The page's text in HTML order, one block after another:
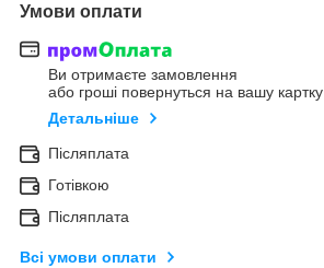
Умови оплати
Ви отримаєте замовлення
або гроші повернуться на вашу картку
Детальніше
Післяплата
Готівкою
Післяплата
Всі умови оплати